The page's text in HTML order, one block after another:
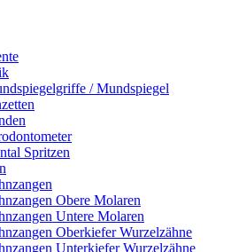
/ Mundspiegel
Spritzen
Obere Molaren
Untere Molaren
Oberkiefer Wurzelzähne
Unterkiefer Wurzelzähne